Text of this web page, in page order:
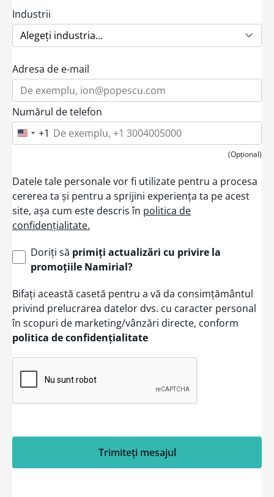
Industrii
Adresa de e-mail
Numărul de telefon
U
n
d
S
t
a
t
e
+
1
+1
(Opțional)
Datele tale personale vor fi utilizate pentru a procesa
cererea ta și pentru a sprijini experiența ta pe acest
site, așa cum este descris în politica de
confidențialitate.
Doriți să primiți actualizări cu privire la
promoțiile Namirial?
Bifați această casetă pentru a vă da consimțământul
privind prelucrarea datelor dvs. cu caracter personal
în scopuri de marketing/vânzări directe, conform
politica de confidențialitate
Trimiteți mesajul